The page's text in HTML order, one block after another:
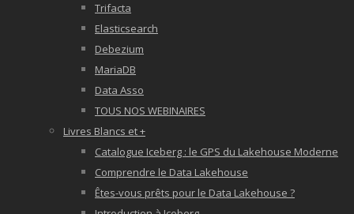
Trifacta
Elasticsearch
Debezium
MariaDB
Data Asso
TOUS NOS WEBINAIRES
Livres Blancs et +
Catalogue Iceberg : le GPS du Lakehouse Moderne
Comprendre le Data Lakehouse
Êtes-vous prêts pour le Data Lakehouse ?